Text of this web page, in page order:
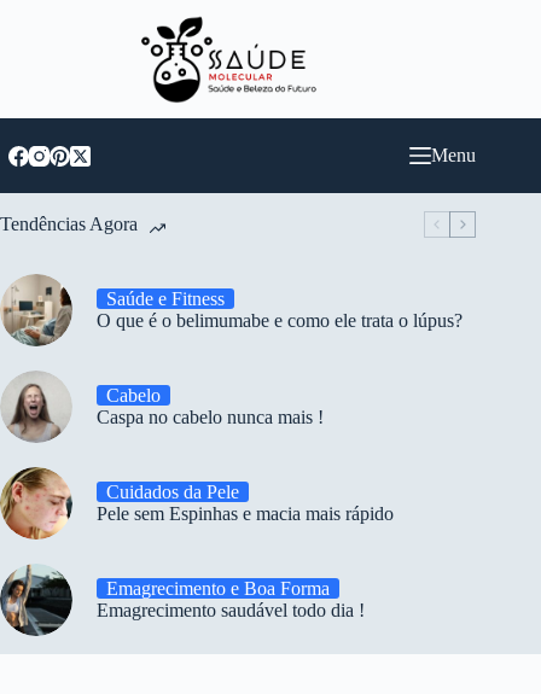
Menu
Tendências Agora
Saúde e Fitness
O que é o belimumabe e como ele trata o lúpus?
Cabelo
Caspa no cabelo nunca mais !
Cuidados da Pele
Pele sem Espinhas e macia mais rápido
Emagrecimento e Boa Forma
Emagrecimento saudável todo dia !